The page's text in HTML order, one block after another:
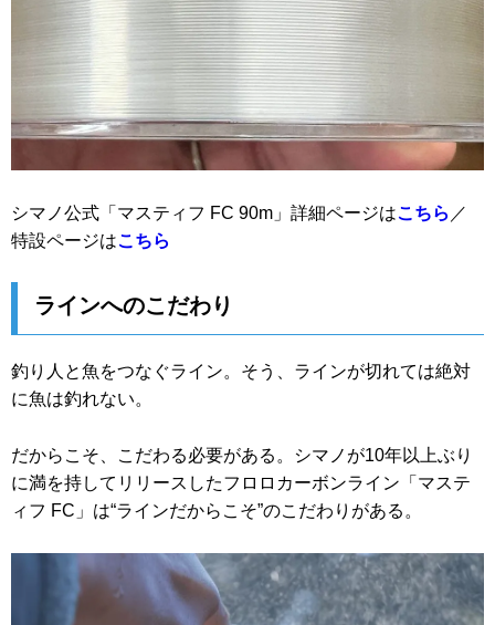
シマノ公式「マスティフ FC 90m」詳細ページはこちら ／
特設ページはこちら
ラインへのこだわり
釣り人と魚をつなぐライン。そう、ラインが切れては絶対
に魚は釣れない。
だからこそ、こだわる必要がある。シマノが10年以上ぶり
に満を持してリリースしたフロロカーボンライン「マステ
ィフ FC」は“ラインだからこそ”のこだわりがある。